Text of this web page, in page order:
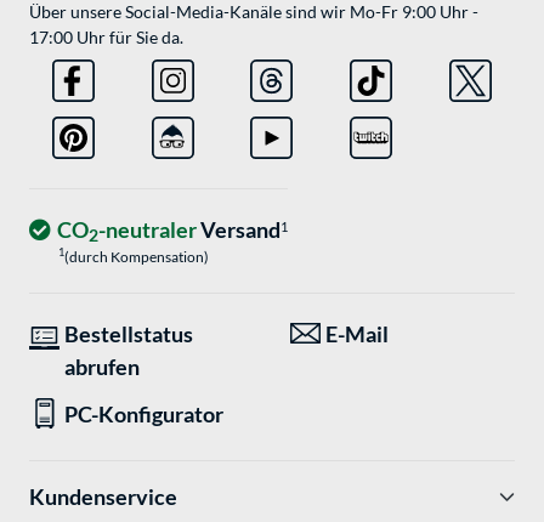
Über unsere Social-Media-Kanäle sind wir Mo-Fr 9:00 Uhr -
17:00 Uhr für Sie da.
CO2-neutralerVersand1
1(durch Kompensation)
Bestellstatus
abrufen
E-Mail
PC-Konfigurator
Kundenservice